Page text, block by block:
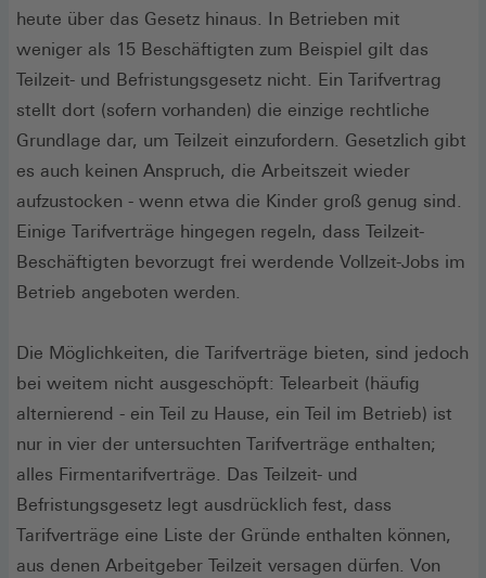
heute über das Gesetz hinaus. In Betrieben mit
weniger als 15 Beschäftigten zum Beispiel gilt das
Teilzeit- und Befristungsgesetz nicht. Ein Tarifvertrag
stellt dort (sofern vorhanden) die einzige rechtliche
Grundlage dar, um Teilzeit einzufordern. Gesetzlich gibt
es auch keinen Anspruch, die Arbeitszeit wieder
aufzustocken - wenn etwa die Kinder groß genug sind.
Einige Tarifverträge hingegen regeln, dass Teilzeit-
Beschäftigten bevorzugt frei werdende Vollzeit-Jobs im
Betrieb angeboten werden.
Die Möglichkeiten, die Tarifverträge bieten, sind jedoch
bei weitem nicht ausgeschöpft: Telearbeit (häufig
alternierend - ein Teil zu Hause, ein Teil im Betrieb) ist
nur in vier der untersuchten Tarifverträge enthalten;
alles Firmentarifverträge. Das Teilzeit- und
Befristungsgesetz legt ausdrücklich fest, dass
Tarifverträge eine Liste der Gründe enthalten können,
aus denen Arbeitgeber Teilzeit versagen dürfen. Von